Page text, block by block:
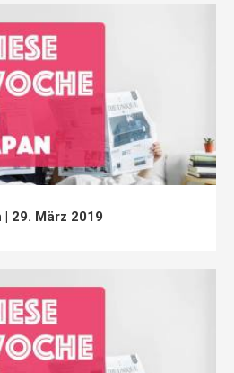
29. März 2019